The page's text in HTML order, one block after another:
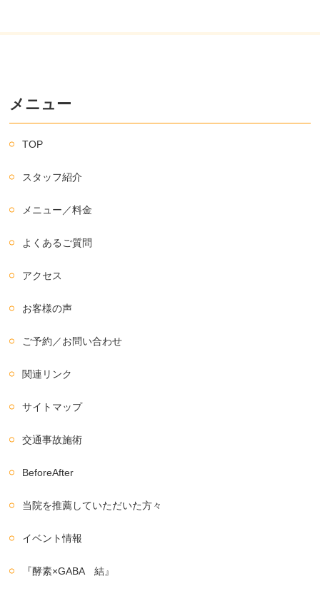
メニュー
TOP
スタッフ紹介
メニュー／料金
よくあるご質問
アクセス
お客様の声
ご予約／お問い合わせ
関連リンク
サイトマップ
交通事故施術
BeforeAfter
当院を推薦していただいた方々
イベント情報
『酵素×GABA 結』